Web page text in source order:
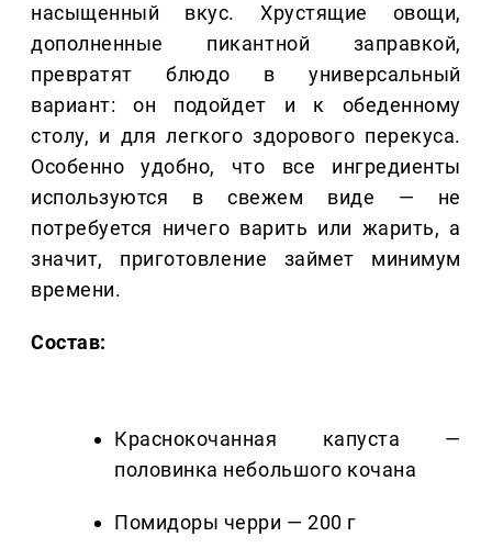
насыщенный вкус. Хрустящие овощи,
дополненные пикантной заправкой,
превратят блюдо в универсальный
вариант: он подойдет и к обеденному
столу, и для легкого здорового перекуса.
Особенно удобно, что все ингредиенты
используются в свежем виде — не
потребуется ничего варить или жарить, а
значит, приготовление займет минимум
времени.
Состав:
Краснокочанная капуста —
половинка небольшого кочана
Помидоры черри — 200 г